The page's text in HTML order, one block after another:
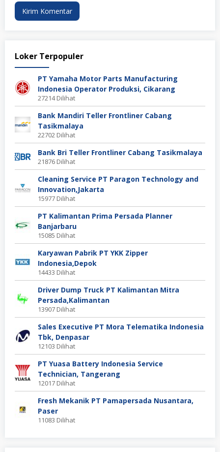
Loker Terpopuler
PT Yamaha Motor Parts Manufacturing
Indonesia Operator Produksi, Cikarang
27214 Dilihat
Bank Mandiri Teller Frontliner Cabang
Tasikmalaya
22702 Dilihat
Bank Bri Teller Frontliner Cabang Tasikmalaya
21876 Dilihat
Cleaning Service PT Paragon Technology and
Innovation,Jakarta
15977 Dilihat
PT Kalimantan Prima Persada Planner
Banjarbaru
15085 Dilihat
Karyawan Pabrik PT YKK Zipper
Indonesia,Depok
14433 Dilihat
Driver Dump Truck PT Kalimantan Mitra
Persada,Kalimantan
13907 Dilihat
Sales Executive PT Mora Telematika Indonesia
Tbk, Denpasar
12103 Dilihat
PT Yuasa Battery Indonesia Service
Technician, Tangerang
12017 Dilihat
Fresh Mekanik PT Pamapersada Nusantara,
Paser
11083 Dilihat